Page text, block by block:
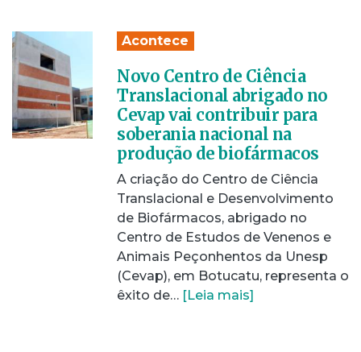
Acontece
Novo Centro de Ciência
Translacional abrigado no
Cevap vai contribuir para
soberania nacional na
produção de biofármacos
A criação do Centro de Ciência
Translacional e Desenvolvimento
de Biofármacos, abrigado no
Centro de Estudos de Venenos e
Animais Peçonhentos da Unesp
(Cevap), em Botucatu, representa o
êxito de… [Leia mais]